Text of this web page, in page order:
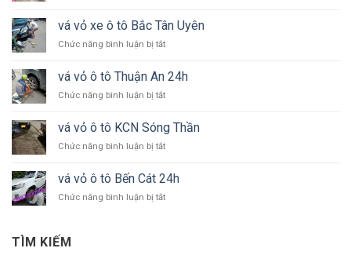
vỏ
xe
ô
KCN
vá vỏ xe ô tô Bắc Tân Uyên
Chức năng bình luận bị tắtở
vỏ
xe
ô
Bắc
Tân
Uyên
vá vỏ ô tô Thuận An 24h
Chức năng bình luận bị tắtở
ô
tô
An
vá vỏ ô tô KCN Sóng Thần
Chức năng bình luận bị tắtở
vỏ
ô
tô
vá vỏ ô tô Bến Cát 24h
Chức năng bình luận bị tắtở
TÌM KIẾM